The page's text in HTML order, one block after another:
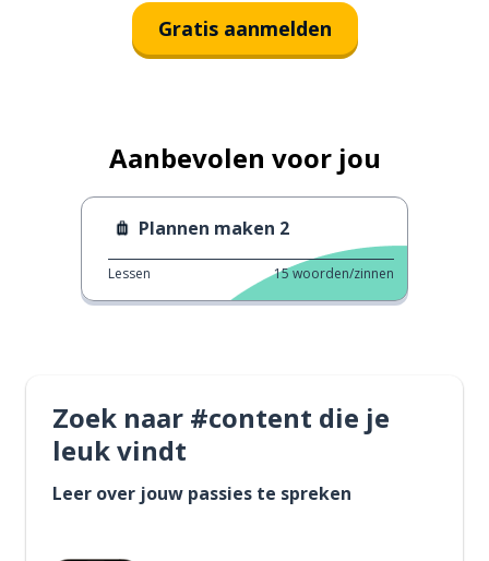
Gratis aanmelden
Aanbevolen voor jou
Plannen maken 2
Lessen 15woorden/zinnen
Zoek naar #content die je
leuk vindt
Leer over jouw passies te spreken